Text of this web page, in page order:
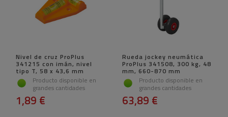
Nivel de cruz ProPlus
341215 con imán, nivel
tipo T, 58 x 43,6 mm
Producto disponible en
grandes cantidades
1,89 €
Rueda jockey neumática
ProPlus 341508, 300 kg, 48
mm, 660-870 mm
Producto disponible en
grandes cantidades
63,89 €